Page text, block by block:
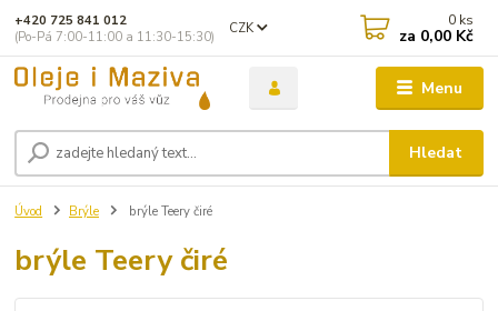
Menu
CZK
Hledat
+420 725 841 012
(Po-Pá 7:00-11:00 a 11:30-15:30)
0 ks
za 0,00 Kč
Úvod Brýle brýle Teery čiré
brýle Teery čiré